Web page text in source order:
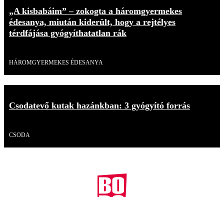
„A kisbabáim” – zokogta a háromgyermekes
édesanya, miután kiderült, hogy a rejtélyes
térdfájása gyógyíthatatlan rák
HÁROMGYERMEKES ÉDESANYA
Csodatevő kutak hazánkban: 3 gyógyító forrás
CSODA